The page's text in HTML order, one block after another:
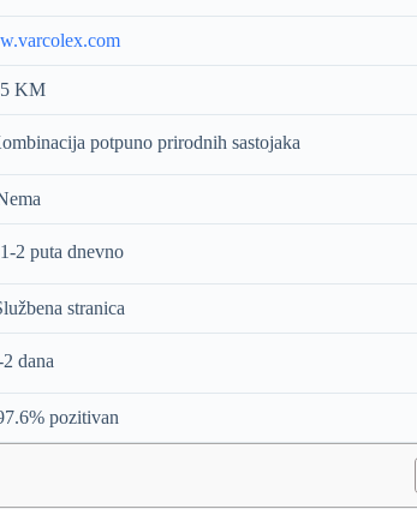
KM
potpuno prirodnih sastojaka
2 puta dnevno
stranica
2 dana
pozitivan